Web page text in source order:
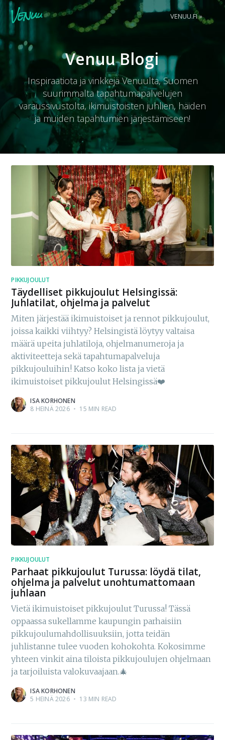
VENUU.FI
Venuu Blogi
Inspiraatiota ja vinkkejä Venuulta, Suomen
suurimmalta tapahtumapalvelujen
varaussivustolta, ikimuistoisten juhlien, häiden
ja muiden tapahtumien järjestämiseen!
PIKKUJOULUT
Täydelliset pikkujoulut Helsingissä:
Juhlatilat, ohjelma ja palvelut
Miten järjestää ikimuistoiset ja rennot pikkujoulut,
joissa kaikki viihtyy? Helsingistä löytyy valtaisa
määrä upeita juhlatiloja, ohjelmanumeroja ja
aktiviteetteja sekä tapahtumapalveluja
pikkujouluihin! Katso koko lista ja vietä
ikimuistoiset pikkujoulut Helsingissä❤️
ISA KORHONEN
8 HEINÄ 2026 • 15 MIN READ
PIKKUJOULUT
Parhaat pikkujoulut Turussa: löydä tilat,
ohjelma ja palvelut unohtumattomaan
juhlaan
Vietä ikimuistoiset pikkujoulut Turussa! Tässä
oppaassa sukellamme kaupungin parhaisiin
pikkujoulumahdollisuuksiin, jotta teidän
juhlistanne tulee vuoden kohokohta. Kokosimme
yhteen vinkit aina tiloista pikkujoulujen ohjelmaan
ja tarjoiluista valokuvaajaan.🎄
ISA KORHONEN
5 HEINÄ 2026 • 13 MIN READ
VENUU.FI